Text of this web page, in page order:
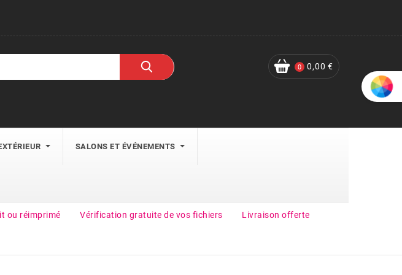
0 0,00 €
SALONS ET ÉVÉNEMENTS
ou réimprimé Vérification gratuite de vos fichiers Livraison offerte